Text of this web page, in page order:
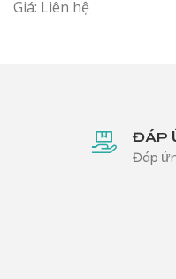
Giá: Liên hệ
ĐÁP
Đáp